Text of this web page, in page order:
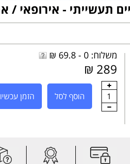
משלוח: 0 - 69.8 ₪
289 ₪
1 הוסף לסל הזמן עכשיו